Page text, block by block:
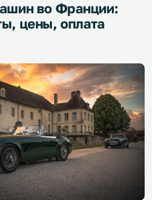
во Франции:
цены, оплата